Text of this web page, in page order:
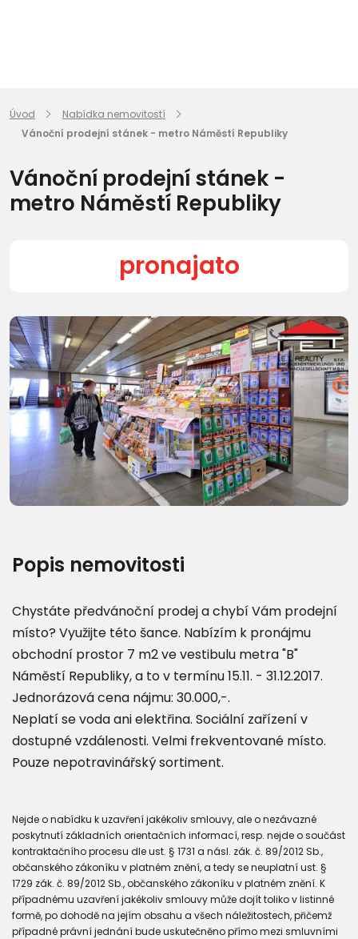
Úvod
Nabídka nemovitostí
Vánoční prodejní stánek - metro Náměstí Republiky
Vánoční prodejní stánek -
metro Náměstí Republiky
pronajato
Popis nemovitosti
Chystáte předvánoční prodej a chybí Vám prodejní
místo? Využijte této šance. Nabízím k pronájmu
obchodní prostor 7 m2 ve vestibulu metra "B"
Náměstí Republiky, a to v termínu 15.11. - 31.12.2017.
Jednorázová cena nájmu: 30.000,-.
Neplatí se voda ani elektřina. Sociální zařízení v
dostupné vzdálenosti. Velmi frekventované místo.
Pouze nepotravinářský sortiment.
Nejde o nabídku k uzavření jakékoliv smlouvy, ale o nezávazné
poskytnutí základních orientačních informací, resp. nejde o součást
kontraktačního procesu dle ust. § 1731 a násl. zák. č. 89/2012 Sb.,
občanského zákoníku v platném znění, a tedy se neuplatní ust. §
1729 zák. č. 89/2012 Sb., občanského zákoníku v platném znění. K
případnému uzavření jakékoliv smlouvy může dojít toliko v listinné
formě, po dohodě na jejím obsahu a všech náležitostech, přičemž
případné právní jednání bude uskutečněno přímo mezi smluvními